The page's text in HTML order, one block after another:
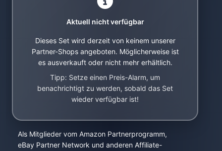
Aktuell nicht verfügbar
Dieses Set wird derzeit von keinem unserer
Partner-Shops angeboten. Möglicherweise ist
es ausverkauft oder nicht mehr erhältlich.
Tipp: Setze einen Preis-Alarm, um
benachrichtigt zu werden, sobald das Set
wieder verfügbar ist!
Als Mitglieder vom Amazon Partnerprogramm,
eBay Partner Network und anderen Affiliate-